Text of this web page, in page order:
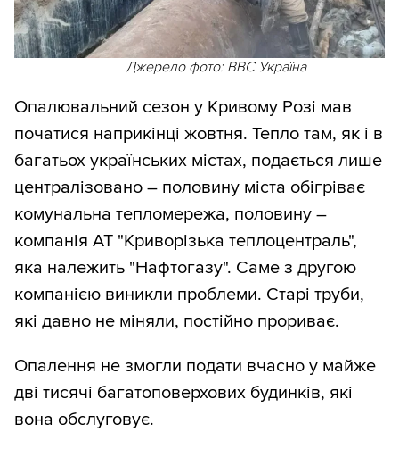
Джерело фото: BBC Україна
Опалювальний сезон у Кривому Розі мав
початися наприкінці жовтня. Тепло там, як і в
багатьох українських містах, подається лише
централізовано – половину міста обігріває
комунальна тепломережа, половину –
компанія АТ "Криворізька теплоцентраль",
яка належить "Нафтогазу". Саме з другою
компанією виникли проблеми. Старі труби,
які давно не міняли, постійно прориває.
Опалення не змогли подати вчасно у майже
дві тисячі багатоповерхових будинків, які
вона обслуговує.